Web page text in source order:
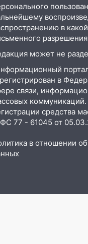
в
может не
в
связи,
средства
77 - 61045 от
в отношении